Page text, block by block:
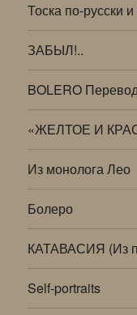
Тоска по-русски
ЗАБЫЛ!..
BOLERO
«ЖЕЛТОЕ И
Из монолога Лео
Болеро
КАТАВАСИЯ (Из
Self-portraits